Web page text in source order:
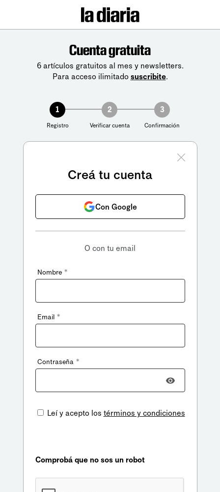
Cuenta gratuita
6 artículos gratuitos al mes y newsletters.
Para acceso ilimitado suscribite.
1
Registro
2
Verificar cuenta
3
Confirmación
Creá tu cuenta
Con Google
O con tu email
Nombre *
Email *
Contraseña *
Leí y acepto los términos y condiciones
Comprobá que no sos un robot